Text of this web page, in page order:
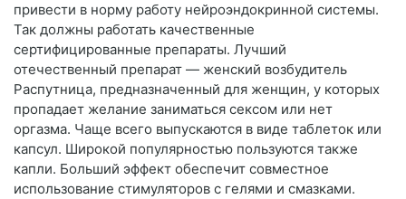
привести в норму работу нейроэндокринной системы.
Так должны работать качественные
сертифицированные препараты. Лучший
отечественный препарат — женский возбудитель
Распутница, предназначенный для женщин, у которых
пропадает желание заниматься сексом или нет
оргазма. Чаще всего выпускаются в виде таблеток или
капсул. Широкой популярностью пользуются также
капли. Больший эффект обеспечит совместное
использование стимуляторов с гелями и смазками.